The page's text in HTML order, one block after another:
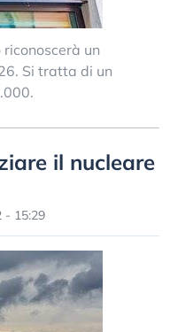
un
Si tratta di un
il nucleare
- 15:29